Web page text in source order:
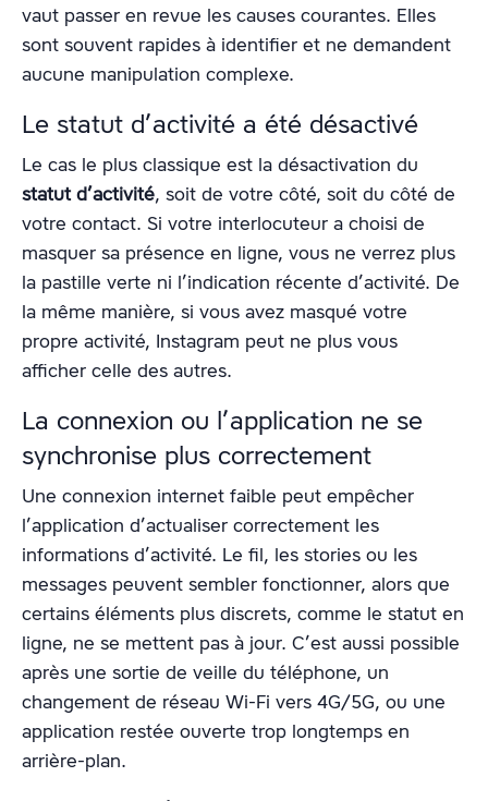
vaut passer en revue les causes courantes. Elles
sont souvent rapides à identifier et ne demandent
aucune manipulation complexe.
Le statut d’activité a été désactivé
Le cas le plus classique est la désactivation du
statut d’activité, soit de votre côté, soit du côté de
votre contact. Si votre interlocuteur a choisi de
masquer sa présence en ligne, vous ne verrez plus
la pastille verte ni l’indication récente d’activité. De
la même manière, si vous avez masqué votre
propre activité, Instagram peut ne plus vous
afficher celle des autres.
La connexion ou l’application ne se
synchronise plus correctement
Une connexion internet faible peut empêcher
l’application d’actualiser correctement les
informations d’activité. Le fil, les stories ou les
messages peuvent sembler fonctionner, alors que
certains éléments plus discrets, comme le statut en
ligne, ne se mettent pas à jour. C’est aussi possible
après une sortie de veille du téléphone, un
changement de réseau Wi-Fi vers 4G/5G, ou une
application restée ouverte trop longtemps en
arrière-plan.